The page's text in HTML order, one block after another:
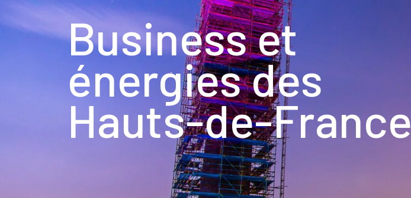
Business et
énergies des
Hauts-de-France